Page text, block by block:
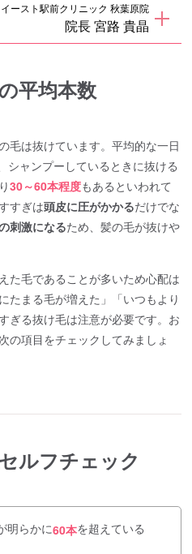
イースト駅前クリニック 秋葉原院
院長 宮路 貴晶
平均本数
毛は抜けています。平均的な一日
シャンプーしているときに抜ける
30～60本程度もあるといわれて
すぎは頭皮に圧がかかるだけでな
刺激になるため、髪の毛が抜けや
た毛であることが多いため心配は
たまる毛が増えた」「いつもより
ぎる抜け毛は注意が必要です。お
の項目をチェックしてみましょ
ルフチェック
明らかに60本を超えている